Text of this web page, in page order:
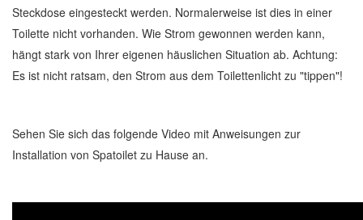
Steckdose eingesteckt werden. Normalerweise ist dies in einer
Toilette nicht vorhanden. Wie Strom gewonnen werden kann,
hängt stark von Ihrer eigenen häuslichen Situation ab. Achtung:
Es ist nicht ratsam, den Strom aus dem Toilettenlicht zu "tippen"!
Sehen Sie sich das folgende Video mit Anweisungen zur
Installation von Spatoilet zu Hause an.